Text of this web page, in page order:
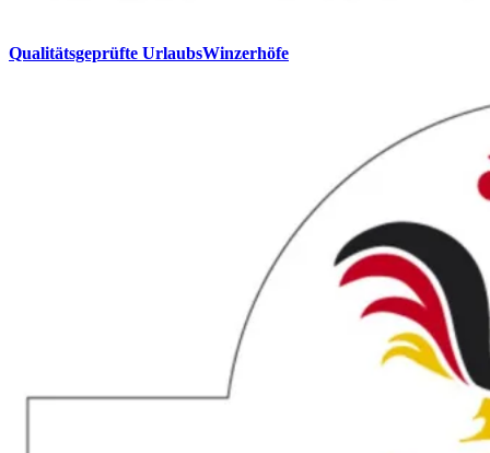
Qualitätsgeprüfte UrlaubsWinzerhöfe